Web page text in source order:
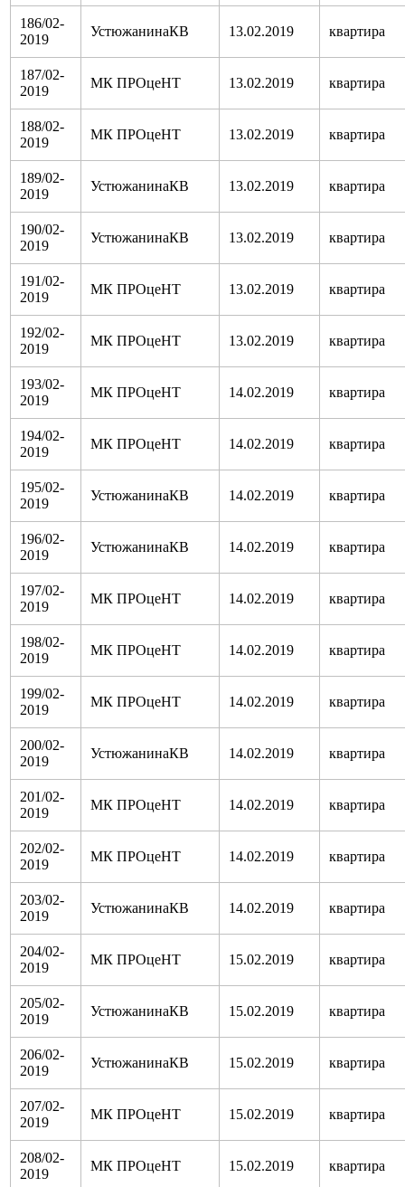
186/02-
2019
УстюжанинаКВ 13.02.2019 квартира
187/02-
2019
МК ПРОцеНТ 13.02.2019 квартира
188/02-
2019
МК ПРОцеНТ 13.02.2019 квартира
189/02-
2019
УстюжанинаКВ 13.02.2019 квартира
190/02-
2019
УстюжанинаКВ 13.02.2019 квартира
191/02-
2019
МК ПРОцеНТ 13.02.2019 квартира
192/02-
2019
МК ПРОцеНТ 13.02.2019 квартира
193/02-
2019
МК ПРОцеНТ 14.02.2019 квартира
194/02-
2019
МК ПРОцеНТ 14.02.2019 квартира
195/02-
2019
УстюжанинаКВ 14.02.2019 квартира
196/02-
2019
УстюжанинаКВ 14.02.2019 квартира
197/02-
2019
МК ПРОцеНТ 14.02.2019 квартира
198/02-
2019
МК ПРОцеНТ 14.02.2019 квартира
199/02-
2019
МК ПРОцеНТ 14.02.2019 квартира
200/02-
2019
УстюжанинаКВ 14.02.2019 квартира
201/02-
2019
МК ПРОцеНТ 14.02.2019 квартира
202/02-
2019
МК ПРОцеНТ 14.02.2019 квартира
203/02-
2019
УстюжанинаКВ 14.02.2019 квартира
204/02-
2019
МК ПРОцеНТ 15.02.2019 квартира
205/02-
2019
УстюжанинаКВ 15.02.2019 квартира
206/02-
2019
УстюжанинаКВ 15.02.2019 квартира
207/02-
2019
МК ПРОцеНТ 15.02.2019 квартира
208/02-
2019
МК ПРОцеНТ 15.02.2019 квартира